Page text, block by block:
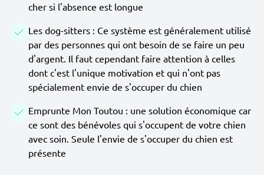
cher si l'absence est longue
Les dog-sitters : Ce système est généralement utilisé
par des personnes qui ont besoin de se faire un peu
d'argent. Il faut cependant faire attention à celles
dont c'est l'unique motivation et qui n'ont pas
spécialement envie de s'occuper du chien
Emprunte Mon Toutou : une solution économique car
ce sont des bénévoles qui s'occupent de votre chien
avec soin. Seule l'envie de s'occuper du chien est
présente